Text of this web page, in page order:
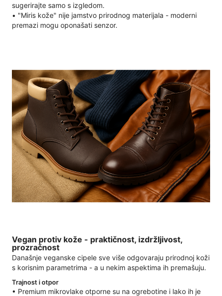
sugerirajte samo s izgledom.
• "Miris kože" nije jamstvo prirodnog materijala - moderni
premazi mogu oponašati senzor.
Vegan protiv kože - praktičnost, izdržljivost,
prozračnost
Današnje veganske cipele sve više odgovaraju prirodnoj koži
s korisnim parametrima - a u nekim aspektima ih premašuju.
Trajnost i otpor
• Premium mikrovlake otporne su na ogrebotine i lako ih je